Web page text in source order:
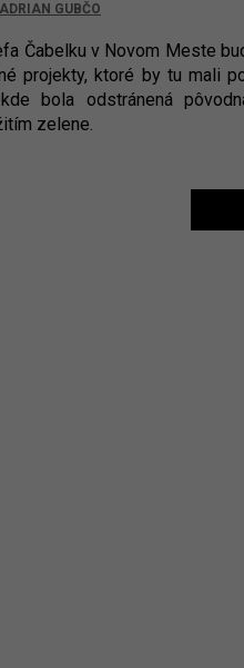
ADRIAN GUBČO
Čabelku v Novom Meste
projekty, ktoré by tu mali
bola odstránená
zelene.